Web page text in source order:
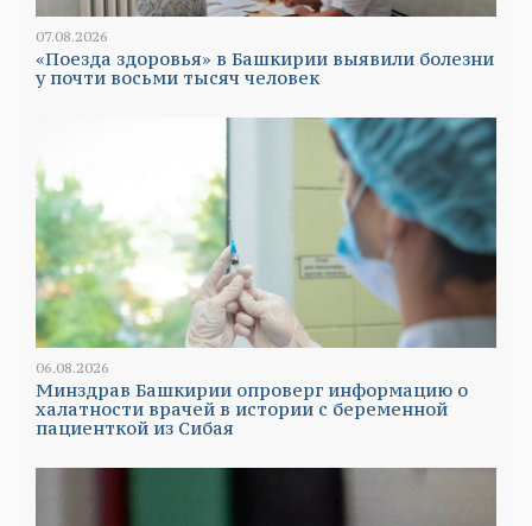
07.08.2026
«Поезда здоровья» в Башкирии выявили болезни
у почти восьми тысяч человек
06.08.2026
Минздрав Башкирии опроверг информацию о
халатности врачей в истории с беременной
пациенткой из Сибая